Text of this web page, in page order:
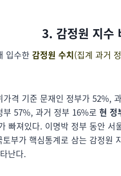
3. 감정원 지수
입수한 감정원 수치(집계 과거
가격 기준 문재인 정부가 52%,
부 57%, 과거 정부 16%로 현 정
빠져있다. 이명박 정부 동안
부가 핵심통계로 삼는 감정원
난다.